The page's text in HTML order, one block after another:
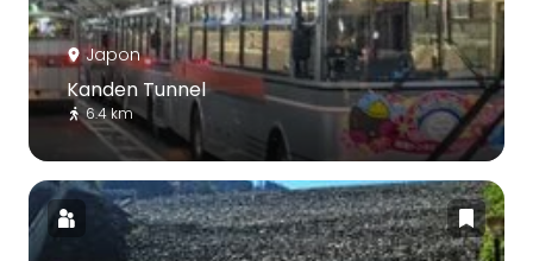
Japon
Kanden Tunnel
6.4 km